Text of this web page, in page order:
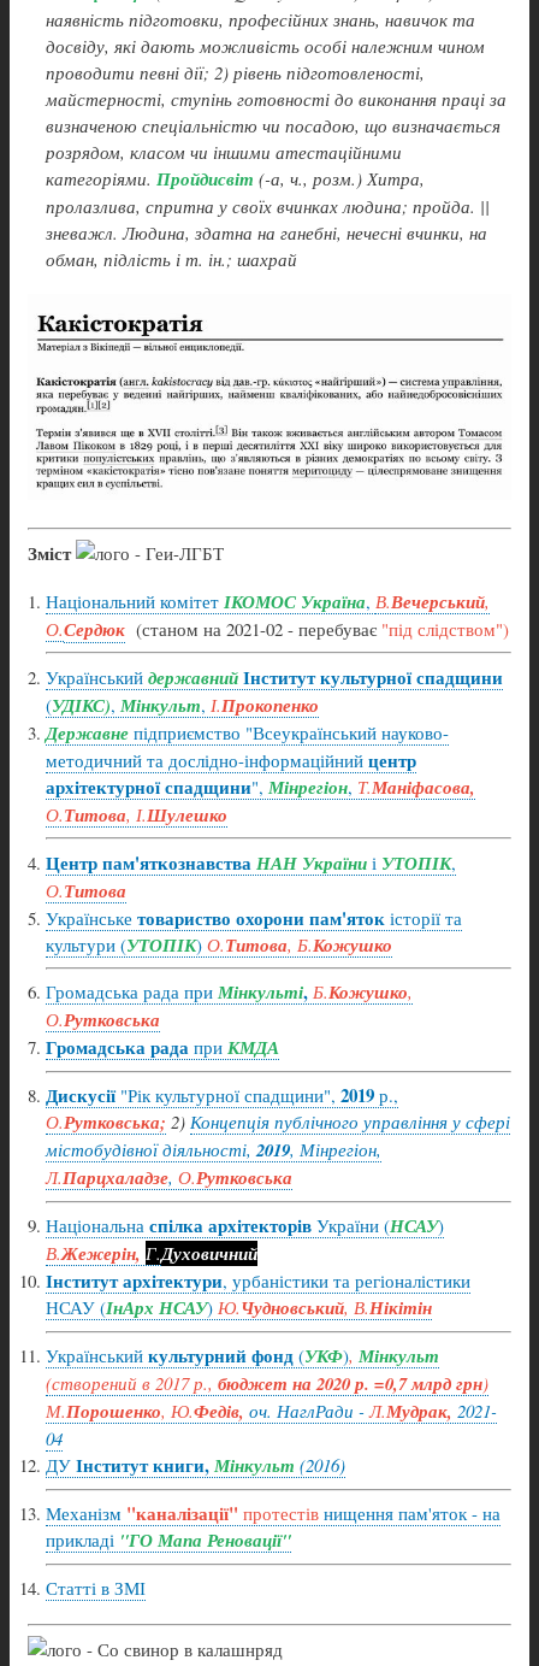
наявність підготовки, професійних знань, навичок та
досвіду, які дають можливість особі належним чином
проводити певні дії; 2) рівень підготовленості,
майстерності, ступінь готовності до виконання праці за
визначеною спеціальністю чи посадою, що визначається
розрядом, класом чи іншими атестаційними
категоріями. Пройдисвіт (-а, ч., розм.) Хитра,
пролазлива, спритна у своїх вчинках людина; пройда. ||
зневажл. Людина, здатна на ганебні, нечесні вчинки, на
обман, підлість і т. ін.; шахрай
Зміст
Національний комітет ІКОМОС Україна, В.Вечерський,
О.Сердюк (станом на 2021-02 - перебуває "під слідством")
Український державнийІнститут культурної спадщини
(УДІКС), Мінкульт, І.Прокопенко
Державне підприємство "Всеукраїнський науково-
методичний та дослідно-інформаційний центр
архітектурної спадщини", Мінрегіон, Т.Маніфасова,
О.Титова, І.Шулешко
Центр пам'яткознавстваНАН України і УТОПІК,
О.Титова
Українське товариство охорони пам'яток історії та
культури (УТОПІК) О.Титова, Б.Кожушко
Громадська рада при Мінкульті, Б.Кожушко,
О.Рутковська
Громадська рада при КМДА
Дискусії"Рік культурної спадщини", 2019 р.,
О.Рутковська; 2) Концепція публічного управління у сфері
містобудівної діяльності,2019, Мінрегіон,
Л.Парцхаладзе, О.Рутковська
Національна спілка архітекторів України (НСАУ)
В.Жежерін, Г.Духовичний
Інститутархітектури, урбаністики та регіоналістики
НСАУ (ІнАрх НСАУ) Ю.Чудновський, В.Нікітін
Український культурнийфонд (УКФ), Мінкульт
(створений в 2017 р., бюджет на 2020 р. =0,7 млрд грн)
М.Порошенко, Ю.Федів, оч. НаглРади -Л.Мудрак, 2021-
04
ДУ Інститут книги,Мінкульт (2016)
Механізм "каналізації" протестів нищення пам'яток - на
прикладі "ГО Мапа Реновації"
Статті в ЗМІ